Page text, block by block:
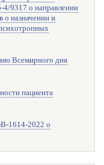
9317 о направлении
о назначении и
Всемирного дня
пациента
1614-2022 о